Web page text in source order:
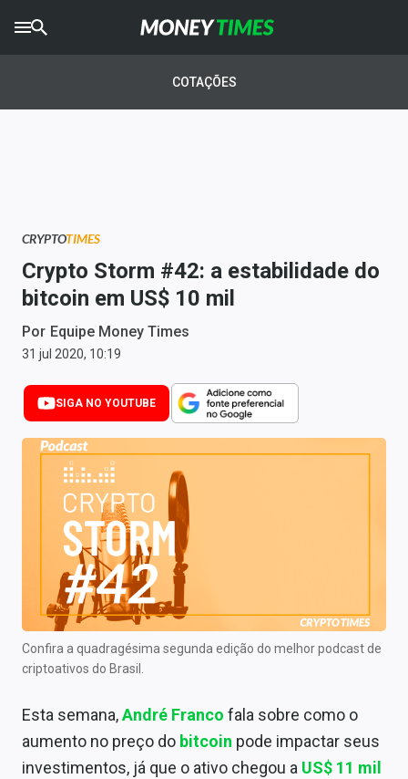
AGROTIMES
Newsletters
Money Trader
Anuncie
Últimas Notícias
Newsletters
Cotações
Comprar ou vender?
Carteiras Recomendadas
Central de Dividendos
Central de Fundos Imobiliários
Central dos IPOs
Finanças Pessoais
COTAÇÕES
CRYPTOTIMES
Crypto Storm #42: a estabilidade do
bitcoin em US$ 10 mil
Por Equipe Money Times
31 jul 2020, 10:19
SIGA NO YOUTUBE
Confira a quadragésima segunda edição do melhor podcast de
criptoativos do Brasil.
Esta semana,André Franco fala sobre como o
aumento no preço do bitcoin pode impactar seus
investimentos, já que o ativo chegou a US$ 11 mil